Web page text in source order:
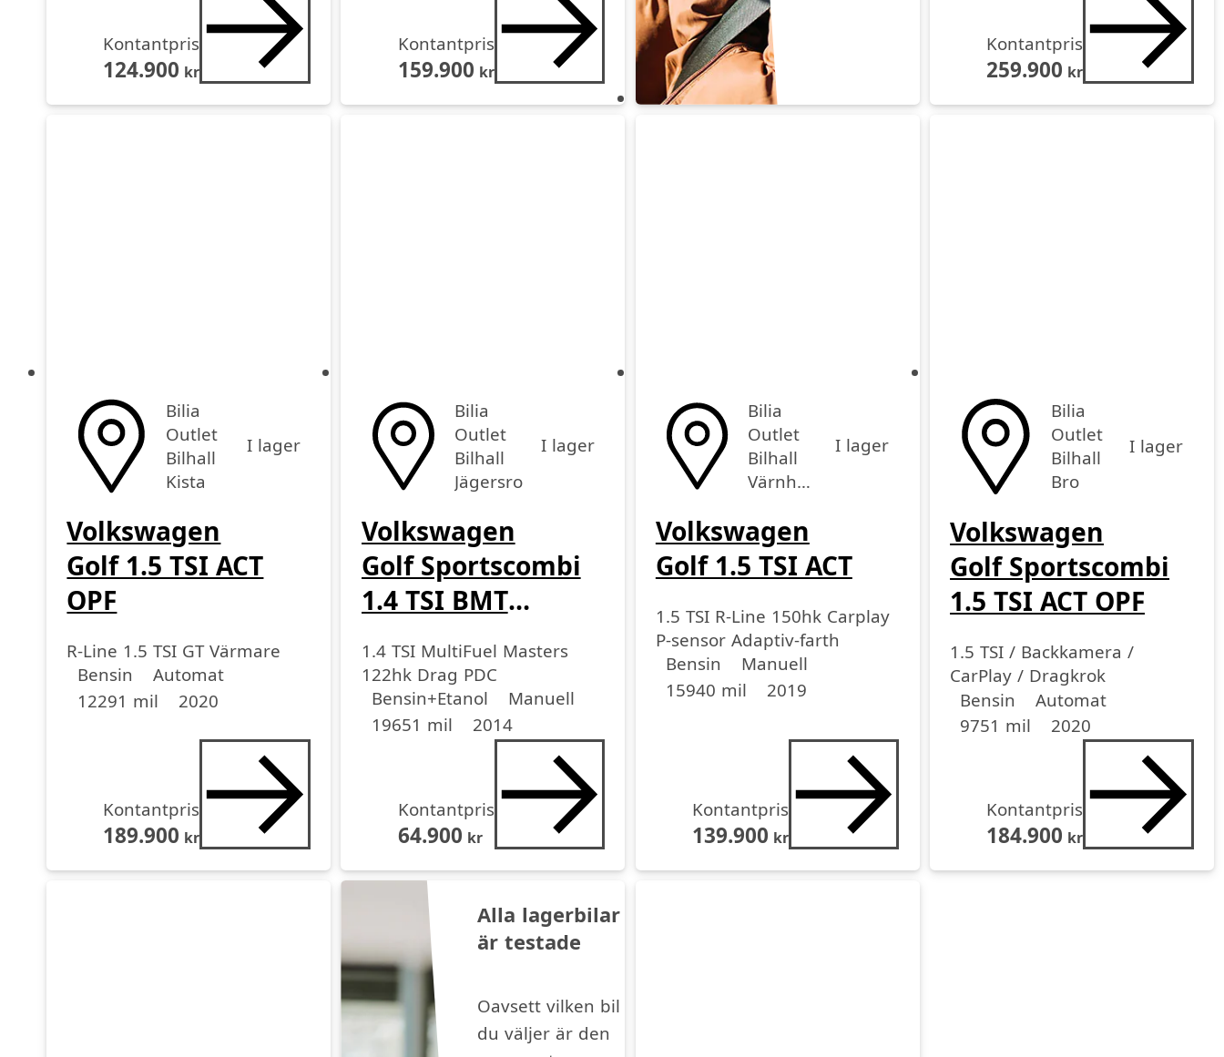
Kontantpris
124.900 kr
Kontantpris
159.900 kr
Kontantpris
259.900 kr
Bilia
Outlet
Bilhall
Kista
I lager
Volkswagen
Golf 1.5 TSI ACT
OPF
R-Line 1.5 TSI GT Värmare
Drivmedel
Bensin
Drivmedel Automat
Miltal
12291 mil
årsmodell
2020
Kontantpris
189.900 kr
Bilia
Outlet
Bilhall
Jägersro
I lager
Volkswagen
Golf Sportscombi
1.4 TSI BMT
1.4 TSI MultiFuel Masters
122hk Drag PDC
Drivmedel
Bensin+Etanol
Drivmedel Manuell
Miltal
19651 mil
årsmodell
2014
Kontantpris
64.900 kr
Bilia
Outlet
Bilhall
Värnhem
I lager
Volkswagen
Golf 1.5 TSI ACT
1.5 TSI R-Line 150hk Carplay
P-sensor Adaptiv-farth
Drivmedel
Bensin
Drivmedel Manuell
Miltal
15940 mil
årsmodell
2019
Kontantpris
139.900 kr
Bilia
Outlet
Bilhall
Bro
I lager
Volkswagen
Golf Sportscombi
1.5 TSI ACT OPF
1.5 TSI / Backkamera /
CarPlay / Dragkrok
Drivmedel
Bensin
Drivmedel Automat
Miltal
9751 mil
årsmodell
2020
Kontantpris
184.900 kr
Alla lagerbilar
är testade
Oavsett vilken bil
du väljer är den